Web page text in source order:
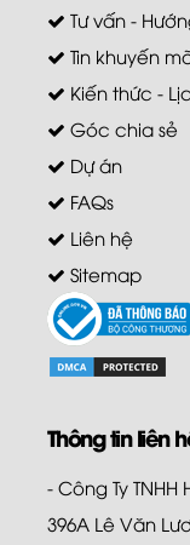
Tư vấn -
Tin khuyến
Kiến thức -
Góc chia sẻ
Dự án
FAQs
Liên hệ
Sitemap
Thông tin liên
- Công Ty
396A Lê Văn